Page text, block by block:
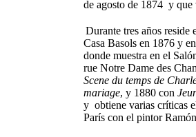
de agosto de 1874 y
Durante tres años reside
Casa Basols en 1876 y
donde muestra en el
rue Notre Dame des
Scene du temps de
mariage, y 1880 con
y obtiene varias críticas
París con el pintor